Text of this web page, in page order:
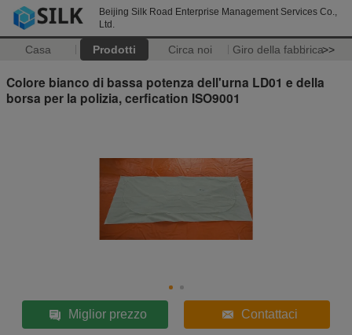
Beijing Silk Road Enterprise Management Services Co.,
Ltd.
Casa Prodotti Circa noi Giro della fabbrica>>
Colore bianco di bassa potenza dell'urna LD01 e della
borsa per la polizia, cerfication ISO9001
Miglior prezzo Contattaci